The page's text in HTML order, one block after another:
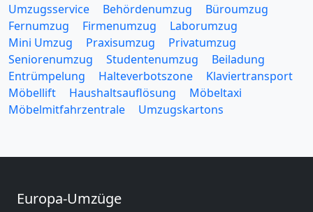
Umzugsservice Behördenumzug
Büroumzug
Fernumzug
Firmenumzug
Laborumzug
Mini Umzug
Praxisumzug
Privatumzug
Seniorenumzug
Studentenumzug
Beiladung
Entrümpelung
Halteverbotszone
Klaviertransport
Möbellift
Haushaltsauflösung
Möbeltaxi
Möbelmitfahrzentrale
Umzugskartons
Europa-Umzüge